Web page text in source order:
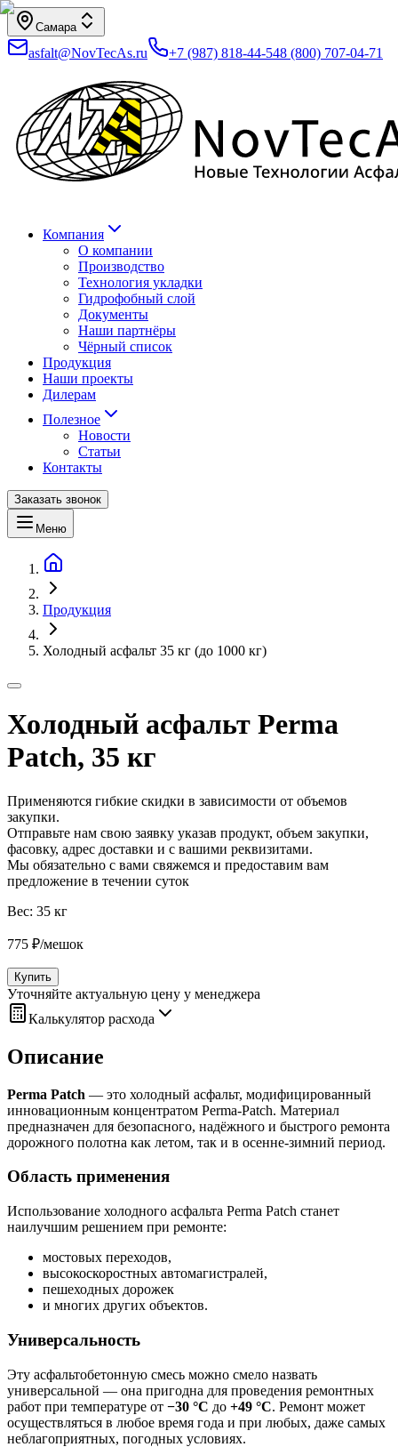
Самара
asfalt@NovTecAs.ru +7 (987) 818-44-548 (800) 707-04-71
Компания
О компании
Производство
Технология укладки
Гидрофобный слой
Документы
Наши партнёры
Чёрный список
Продукция
Наши проекты
Дилерам
Полезное
Новости
Статьи
Контакты
Заказать звонок
Меню
Продукция
Холодный асфальт 35 кг (до 1000 кг)
Холодный асфальт Perma
Patch, 35 кг
Применяются гибкие скидки в зависимости от объемов
закупки.
Отправьте нам свою заявку указав продукт, объем закупки,
фасовку, адрес доставки и с вашими реквизитами.
Мы обязательно с вами свяжемся и предоставим вам
предложение в течении суток
Вес: 35 кг
775 ₽/мешок
Купить
Уточняйте актуальную цену у менеджера
Калькулятор расхода
Описание
Perma Patch — это холодный асфальт, модифицированный
инновационным концентратом Perma‑Patch. Материал
предназначен для безопасного, надёжного и быстрого ремонта
дорожного полотна как летом, так и в осенне‑зимний период.
Область применения
Использование холодного асфальта Perma Patch станет
наилучшим решением при ремонте:
мостовых переходов,
высокоскоростных автомагистралей,
пешеходных дорожек
и многих других объектов.
Универсальность
Эту асфальтобетонную смесь можно смело назвать
универсальной — она пригодна для проведения ремонтных
работ при температуре от −30 °С до +49 °С. Ремонт может
осуществляться в любое время года и при любых, даже самых
неблагоприятных, погодных условиях.